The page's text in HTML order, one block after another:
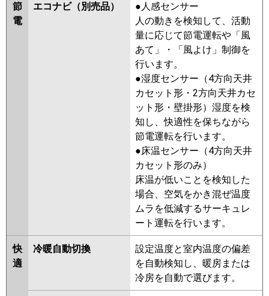
日立 RCB-GP224RSHW4 RCB-
GP224RSHW3 RCB-GP224RSHW2
RCB-GP224RSHW1 RCB-
GP224RSHW
RCB-AP224SHW9-
RCB-AP224SHW9
AP224SHW8-kobe RCB-
AP224SHW8
FDRV2245HD5SA-ca
FDRV2245HD5SA-sil
FDRVP2244HD5SA-ca
FDRVP2244HD5SA-sil
FDRVP2244HD5S-ca
FDRVP2244HD5S-sil
FDRVP2244HD5S-canvas
FDRVP2244HD5S-silent
パナソニック PA-P224F7HVNB PA-P224F7HVN
PA-P224F7HV PA-P224F6HVB
PA-P224F6HVNB PA-P224F6HV
PA-P224F6HVN
節
電
エコナビ（別売品）
●人感センサー
人の動きを検知して、活動
量に応じて節電運転や「風
あて」・「風よけ」制御を
行います。
●湿度センサー（4方向天井
カセット形・2方向天井カセ
ット形・壁掛形）湿度を検
知し、快適性を保ちながら
節電運転を行います。
●床温センサー（4方向天井
カセット形のみ）
床温が低いことを検知した
場合、空気をかき混ぜ温度
ムラを低減するサーキュレ
ート運転を行います。
快
適
冷暖自動切換
設定温度と室内温度の偏差
を自動検知し、暖房または
冷房を自動で選びます。